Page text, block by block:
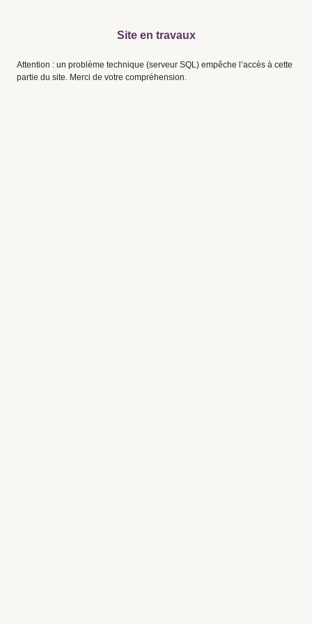
Site en travaux
Attention : un problème technique (serveur SQL) empêche l’accès à cette
partie du site. Merci de votre compréhension.